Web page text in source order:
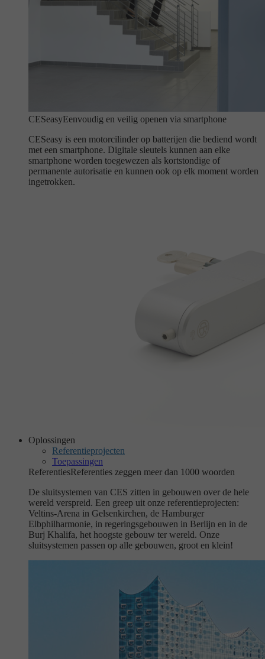
CESeasyEenvoudig en veilig openen via smartphone
CESeasy is een motorcilinder op batterijen die bediend wordt
met een smartphone. Digitale sleutels kunnen aan elke
smartphone worden toegewezen als kortstondige of
permanente autorisatie en kunnen ook op elk moment worden
ingetrokken.
Oplossingen
Referentieprojecten
Toepassingen
ReferentiesReferenties zeggen meer dan 1000 woorden
De sluitsystemen van CES zitten in gebouwen over de hele
wereld verspreid. Een greep uit onze referentieprojecten:
Veltins-Arena in Gelsenkirchen, de Hamburger
Elbphilharmonie, in regeringsgebouwen in Berlijn en in de
Burj Khalifa, het hoogste gebouw ter wereld. Onze
sluitsystemen passen op alle gebouwen, groot en klein!